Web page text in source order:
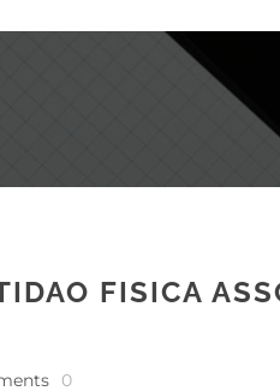
FISICA
0